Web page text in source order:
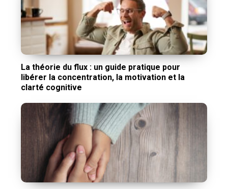
La théorie du flux : un guide pratique pour
libérer la concentration, la motivation et la
clarté cognitive